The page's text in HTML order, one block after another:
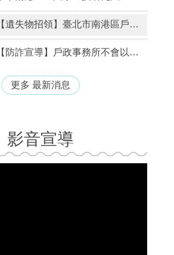
【遺失物招領】臺北市南港區戶政事務所遺失物招領公告
【防詐宣導】戶政事務所不會以「語音電話」通知民眾寄發電子戶籍謄本或詢問是否有委託代辦事項！
更多 最新消息
影音宣導